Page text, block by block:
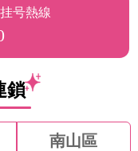
号熱線
鎖
南山區